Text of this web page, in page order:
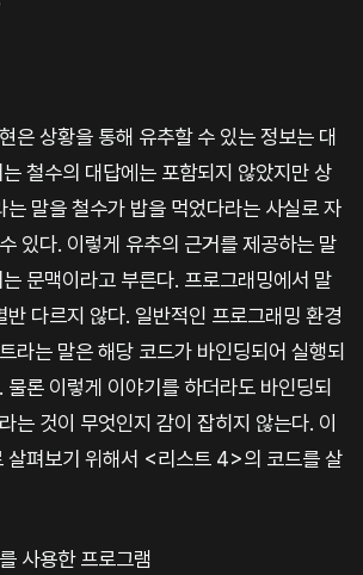
은 상황을 통해 유추할 수 있는 정보는 대
철수의 대답에는 포함되지 않았지만 상
는 말을 철수가 밥을 먹었다라는 사실로 자
있다. 이렇게 유추의 근거를 제공하는 말
문맥이라고 부른다. 프로그래밍에서 말
반 다르지 않다. 일반적인 프로그래밍 환경
라는 말은 해당 코드가 바인딩되어 실행되
물론 이렇게 이야기를 하더라도 바인딩되
는 것이 무엇인지 감이 잡히지 않는다. 이
살펴보기 위해서 <리스트 4>의 코드를 살
사용한 프로그램